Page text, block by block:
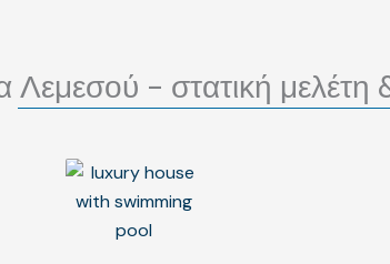
Λεμεσού - στατική μελέτη